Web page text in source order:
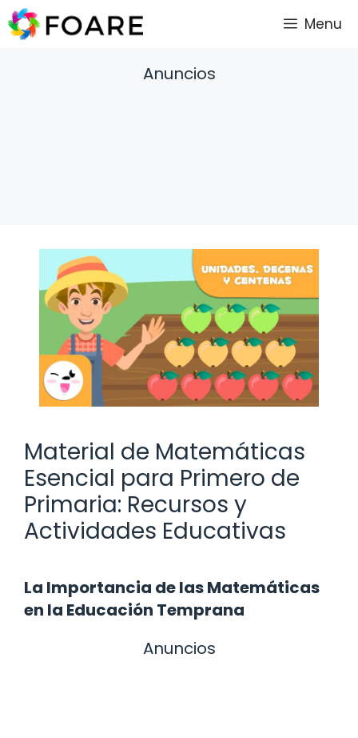
Saltar
al
Menu
Anuncios
Material de Matemáticas
Esencial para Primero de
Primaria: Recursos y
Actividades Educativas
La Importancia de las Matemáticas
en la Educación Temprana
Anuncios